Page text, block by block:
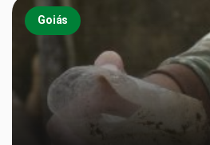
Goiás